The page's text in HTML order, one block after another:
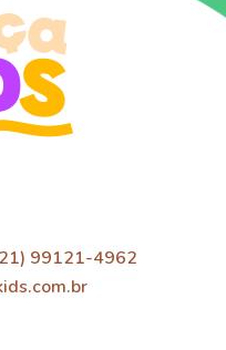
99121-4962